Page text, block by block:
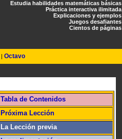
Estudia habilidades matemáticas básicas
Práctica interactiva ilimitada
Explicaciones y ejemplos
Juegos desafiantes
Cientos de páginas
| Octavo
Tabla de Contenidos
Próxima Lección
La Lección previa